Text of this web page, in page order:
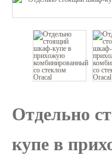
Отдельно
купе в